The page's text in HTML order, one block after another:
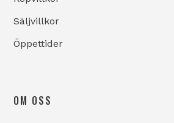
Säljvillkor
Öppettider
OM OSS